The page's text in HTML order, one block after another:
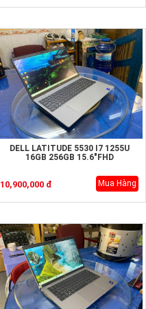
DELL LATITUDE 5530 I7 1255U
16GB 256GB 15.6"FHD
10,900,000 đ Mua Hàng